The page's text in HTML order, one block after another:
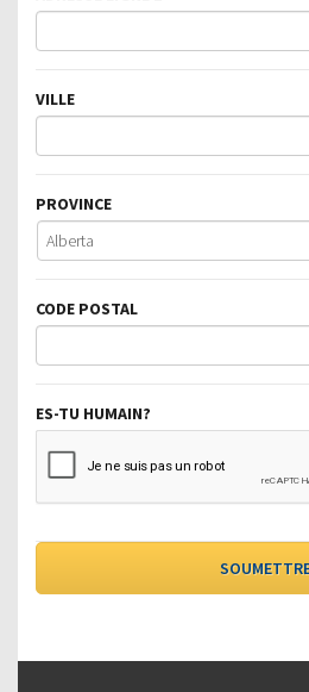
VILLE
PROVINCE
CODE POSTAL
ES-TU HUMAIN?